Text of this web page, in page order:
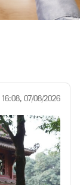
16:08, 07/08/2026